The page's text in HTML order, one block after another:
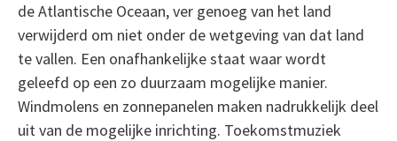
de Atlantische Oceaan, ver genoeg van het land
verwijderd om niet onder de wetgeving van dat land
te vallen. Een onafhankelijke staat waar wordt
geleefd op een zo duurzaam mogelijke manier.
Windmolens en zonnepanelen maken nadrukkelijk deel
uit van de mogelijke inrichting. Toekomstmuziek